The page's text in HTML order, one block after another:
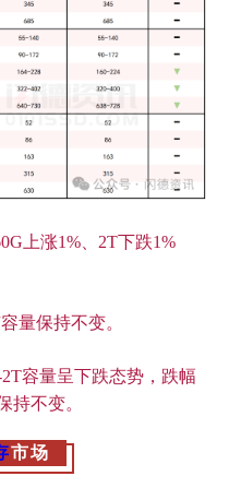
上涨1%、2T下跌1%
量保持不变。
2T容量呈下跌态势，跌幅
持不变。
市场